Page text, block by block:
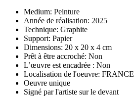
Medium: Peinture
Année de réalisation: 2025
Technique: Graphite
Support: Papier
Dimensions: 20 x 20 x 4 cm
Prêt à être accroché: Non
L’œuvre est encadrée : Non
Localisation de l'oeuvre: FRANCE
Oeuvre unique
Signé par l'artiste sur le devant